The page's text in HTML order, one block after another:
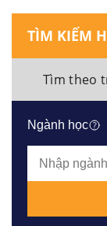
TÌM KIẾM
Tìm theo
Ngành học